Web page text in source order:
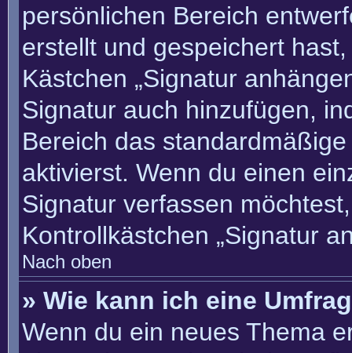
persönlichen Bereich
erstellt und gespeichert
Kästchen „Signatur
Signatur auch hinzufügen,
Bereich das
aktivierst. Wenn du einen
Signatur verfassen
Kontrollkästchen „Signatur
Nach oben
» Wie kann ich eine
Wenn du ein neues Thema